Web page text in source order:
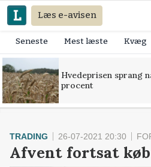
Læs e-avisen
Seneste Mest læste Kvæg
Hvedeprisen sprang
procent
TRADING 26-07-2021 20:30
Afvent fortsat